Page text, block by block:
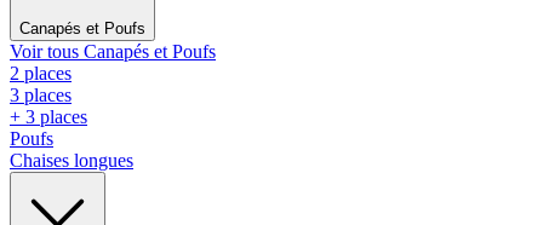
Canapés et Poufs
Voir tous Canapés et Poufs
2 places
3 places
+ 3 places
Poufs
Chaises longues